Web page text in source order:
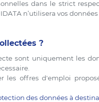
dans le strict
n’utilisera vos
?
sont uniquement les
les offres d'emploi
des données à